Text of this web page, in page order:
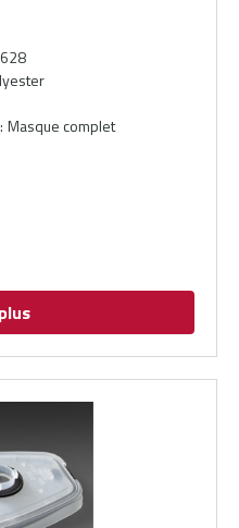
: Masque complet